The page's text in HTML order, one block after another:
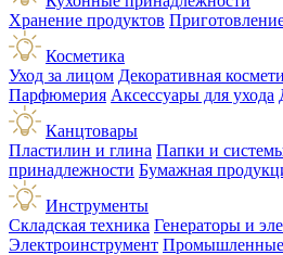
Хранение продуктов
Косметика
Уход за лицом Декоративная
Парфюмерия Аксессуары для ухода
Канцтовары
Пластилин и глина Папки и
принадлежности Бумажная
Инструменты
Складская техника Генераторы и
Электроинструмент